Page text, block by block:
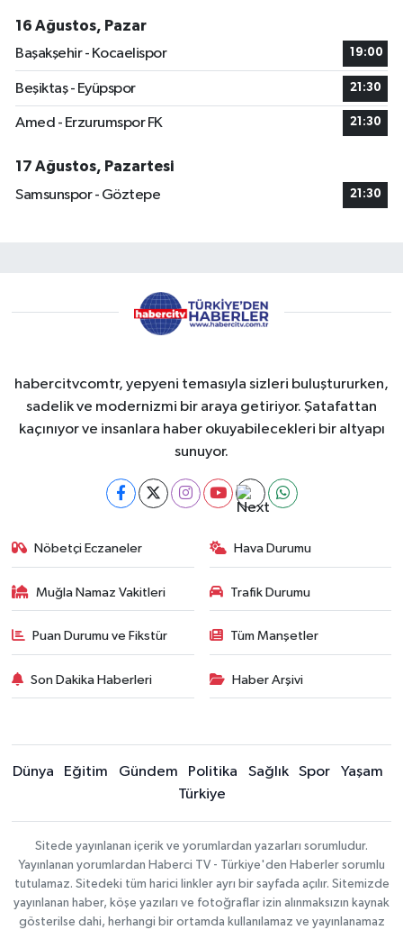
16 Ağustos, Pazar
Başakşehir - Kocaelispor
19:00
Beşiktaş - Eyüpspor 21:30
Amed - Erzurumspor FK 21:30
17 Ağustos, Pazartesi
Samsunspor - Göztepe
21:30
habercitvcomtr, yepyeni temasıyla sizleri buluştururken,
sadelik ve modernizmi bir araya getiriyor. Şatafattan
kaçınıyor ve insanlara haber okuyabilecekleri bir altyapı
sunuyor.
Nöbetçi Eczaneler Hava Durumu
Muğla Namaz Vakitleri Trafik Durumu
Puan Durumu ve Fikstür Tüm Manşetler
Son Dakika Haberleri Haber Arşivi
Dünya Eğitim Gündem Politika Sağlık Spor
Yaşam
Türkiye
Sitede yayınlanan içerik ve yorumlardan yazarları sorumludur.
Yayınlanan yorumlardan Haberci TV - Türkiye'den Haberler sorumlu
tutulamaz. Sitedeki tüm harici linkler ayrı bir sayfada açılır. Sitemizde
yayınlanan haber, köşe yazıları ve fotoğraflar izin alınmaksızın kaynak
gösterilse dahi, herhangi bir ortamda kullanılamaz ve yayınlanamaz